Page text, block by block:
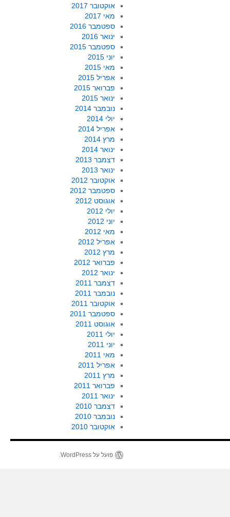
אוקטובר 2017
מאי 2017
ספטמבר 2016
ינואר 2016
ספטמבר 2015
יוני 2015
מאי 2015
אפריל 2015
פברואר 2015
ינואר 2015
נובמבר 2014
יולי 2014
אפריל 2014
מרץ 2014
ינואר 2014
דצמבר 2013
ינואר 2013
אוקטובר 2012
ספטמבר 2012
אוגוסט 2012
יולי 2012
יוני 2012
מאי 2012
אפריל 2012
מרץ 2012
פברואר 2012
ינואר 2012
דצמבר 2011
נובמבר 2011
אוקטובר 2011
ספטמבר 2011
אוגוסט 2011
יולי 2011
יוני 2011
מאי 2011
אפריל 2011
מרץ 2011
פברואר 2011
ינואר 2011
דצמבר 2010
נובמבר 2010
אוקטובר 2010
פועל על WordPress.